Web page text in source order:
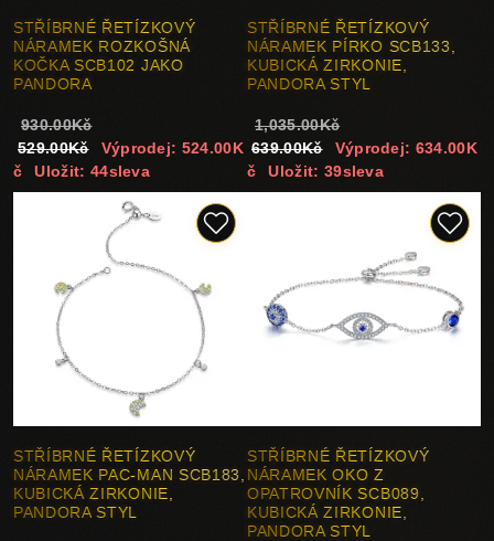
STŘÍBRNÉ ŘETÍZKOVÝ
NÁRAMEK ROZKOŠNÁ
KOČKA SCB102 JAKO
PANDORA
930.00Kč
529.00Kč
Výprodej: 524.00K
č
Uložit: 44sleva
STŘÍBRNÉ ŘETÍZKOVÝ
NÁRAMEK PÍRKO SCB133,
KUBICKÁ ZIRKONIE,
PANDORA STYL
1,035.00Kč
639.00Kč
Výprodej: 634.00K
č
Uložit: 39sleva
STŘÍBRNÉ ŘETÍZKOVÝ
NÁRAMEK PAC-MAN SCB183,
KUBICKÁ ZIRKONIE,
PANDORA STYL
STŘÍBRNÉ ŘETÍZKOVÝ
NÁRAMEK OKO Z
OPATROVNÍK SCB089,
KUBICKÁ ZIRKONIE,
PANDORA STYL